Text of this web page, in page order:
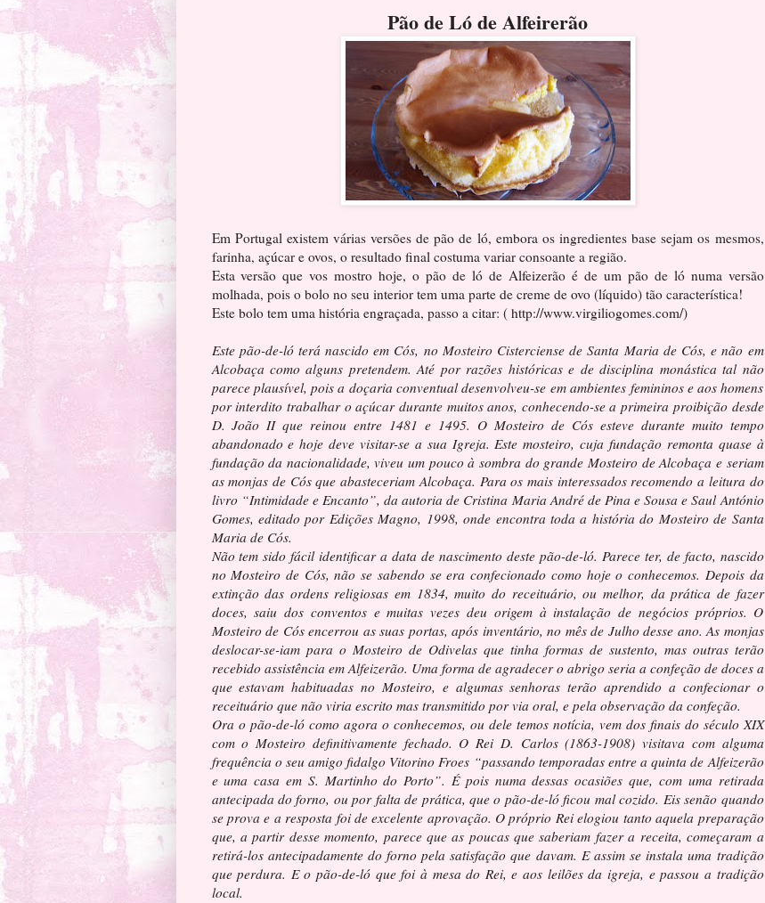
Pão de Ló de Alfeirerão
Em Portugal existem várias versões de pão de ló, embora os ingredientes base sejam os mesmos,
farinha, açúcar e ovos, o resultado final costuma variar consoante a região.
Esta versão que vos mostro hoje, o pão de ló de Alfeizerão é de um pão de ló numa versão
molhada, pois o bolo no seu interior tem uma parte de creme de ovo (líquido) tão característica!
Este bolo tem uma história engraçada, passo a citar: ( http://www.virgiliogomes.com/)
Este pão-de-ló terá nascido em Cós, no Mosteiro Cisterciense de Santa Maria de Cós, e não em
Alcobaça como alguns pretendem. Até por razões históricas e de disciplina monástica tal não
parece plausível, pois a doçaria conventual desenvolveu-se em ambientes femininos e aos homens
por interdito trabalhar o açúcar durante muitos anos, conhecendo-se a primeira proibição desde
D. João II que reinou entre 1481 e 1495. O Mosteiro de Cós esteve durante muito tempo
abandonado e hoje deve visitar-se a sua Igreja. Este mosteiro, cuja fundação remonta quase à
fundação da nacionalidade, viveu um pouco à sombra do grande Mosteiro de Alcobaça e seriam
as monjas de Cós que abasteceriam Alcobaça. Para os mais interessados recomendo a leitura do
livro “Intimidade e Encanto”, da autoria de Cristina Maria André de Pina e Sousa e Saul António
Gomes, editado por Edições Magno, 1998, onde encontra toda a história do Mosteiro de Santa
Maria de Cós.
Não tem sido fácil identificar a data de nascimento deste pão-de-ló. Parece ter, de facto, nascido
no Mosteiro de Cós, não se sabendo se era confecionado como hoje o conhecemos. Depois da
extinção das ordens religiosas em 1834, muito do receituário, ou melhor, da prática de fazer
doces, saiu dos conventos e muitas vezes deu origem à instalação de negócios próprios. O
Mosteiro de Cós encerrou as suas portas, após inventário, no mês de Julho desse ano. As monjas
deslocar-se-iam para o Mosteiro de Odivelas que tinha formas de sustento, mas outras terão
recebido assistência em Alfeizerão. Uma forma de agradecer o abrigo seria a confeção de doces a
que estavam habituadas no Mosteiro, e algumas senhoras terão aprendido a confecionar o
receituário que não viria escrito mas transmitido por via oral, e pela observação da confeção.
Ora o pão-de-ló como agora o conhecemos, ou dele temos notícia, vem dos finais do século XIX
com o Mosteiro definitivamente fechado. O Rei D. Carlos (1863-1908) visitava com alguma
frequência o seu amigo fidalgo Vitorino Froes “passando temporadas entre a quinta de Alfeizerão
e uma casa em S. Martinho do Porto”. É pois numa dessas ocasiões que, com uma retirada
antecipada do forno, ou por falta de prática, que o pão-de-ló ficou mal cozido. Eis senão quando
se prova e a resposta foi de excelente aprovação. O próprio Rei elogiou tanto aquela preparação
que, a partir desse momento, parece que as poucas que saberiam fazer a receita, começaram a
retirá-los antecipadamente do forno pela satisfação que davam. E assim se instala uma tradição
que perdura. E o pão-de-ló que foi à mesa do Rei, e aos leilões da igreja, e passou a tradição
local.